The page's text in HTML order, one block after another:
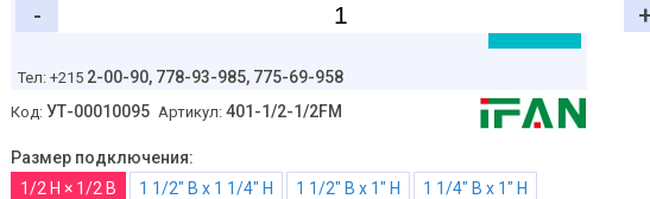
-
Тел: +215 2-00-90, 778-93-985, 775-69-958
Код: УТ-00010095 Артикул: 401-1/2-1/2FM
Размер подключения:
1/2 Н × 1/2 В
1 1/2" В х 1 1/4" Н 1 1/2" В х 1" Н
1 1/4" В х 1" Н